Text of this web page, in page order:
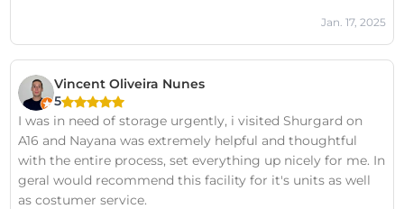
Jan. 17, 2025
Vincent Oliveira Nunes
5
I was in need of storage urgently, i visited Shurgard on
A16 and Nayana was extremely helpful and thoughtful
with the entire process, set everything up nicely for me. In
geral would recommend this facility for it's units as well
as costumer service.